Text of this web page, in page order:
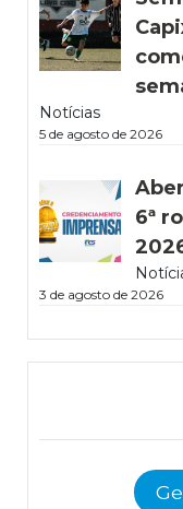
Notícias
5 de agosto de 2026
6ª
3 de agosto de 2026